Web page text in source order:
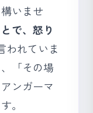
いませ
で、怒り
われていま
「その場
ンガーマ
。